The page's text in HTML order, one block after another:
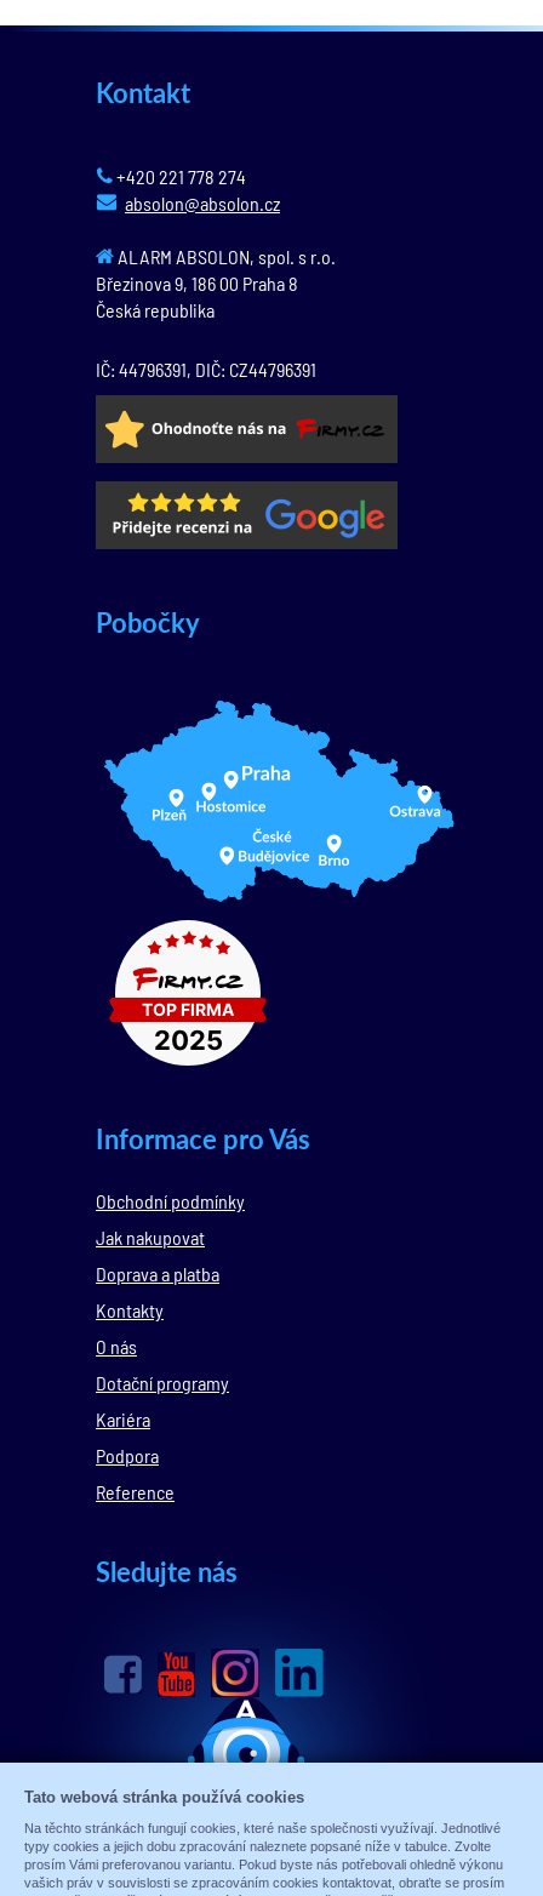
Kontakt
+420 221 778 274
absolon@absolon.cz
ALARM ABSOLON, spol. s r.o.
Březinova 9, 186 00 Praha 8
Česká republika
IČ: 44796391, DIČ: CZ44796391
Pobočky
Informace pro Vás
Obchodní podmínky
Jak nakupovat
Doprava a platba
Kontakty
O nás
Dotační programy
Kariéra
Podpora
Reference
Sledujte nás
Tato webová stránka používá cookies
Na těchto stránkách fungují cookies, které naše společnosti využívají. Jednotlivé
typy cookies a jejich dobu zpracování naleznete popsané níže v tabulce. Zvolte
prosím Vámi preferovanou variantu. Pokud byste nás potřebovali ohledně výkonu
vašich práv v souvislosti se zpracováním cookies kontaktovat, obraťte se prosím